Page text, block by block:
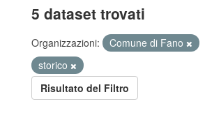
5 dataset trovati
Organizzazioni: Comune di Fano
storico
Risultato del Filtro